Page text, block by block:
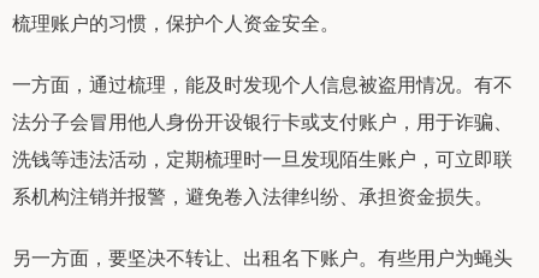
梳理账户的习惯，保护个人资金安全。
一方面，通过梳理，能及时发现个人信息被盗用情况。有不
法分子会冒用他人身份开设银行卡或支付账户，用于诈骗、
洗钱等违法活动，定期梳理时一旦发现陌生账户，可立即联
系机构注销并报警，避免卷入法律纠纷、承担资金损失。
另一方面，要坚决不转让、出租名下账户。有些用户为蝇头